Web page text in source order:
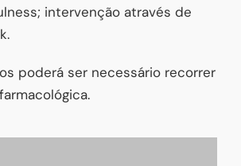
intervenção através de
poderá ser necessário recorrer